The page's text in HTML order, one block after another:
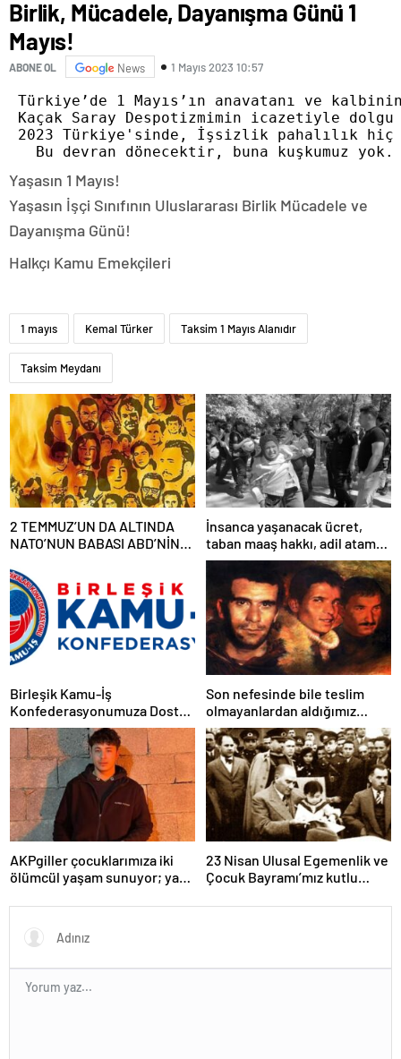
Birlik, Mücadele, Dayanışma Günü 1
Mayıs!
ABONE OL News 1 Mayıs 2023 10:57
Türkiye’de 1 Mayıs’ın anavatanı ve
Kaçak Saray Despotizmimin icazetiyle
2023 Türkiye'sinde, İşsizlik pahalılık hiç
Bu devran dönecektir, buna kuşkumuz
Yaşasın 1 Mayıs!
Yaşasın İşçi Sınıfının Uluslararası Birlik Mücadele ve
Dayanışma Günü!
Halkçı Kamu Emekçileri
1 mayıs Kemal Türker Taksim 1 Mayıs Alanıdır
Taksim Meydanı
2 TEMMUZ’UN DA ALTINDA
NATO’NUN BABASI ABD’NİN
İnsanca yaşanacak ücret,
taban maaş hakkı, adil atama
sistemi, laik, bilimsel,
demokratik, parasız bir eğitim
sistemi sağlanana dek
mücadelemizi sürdüreceğiz.
Birleşik Kamu-İş
Konfederasyonumuza Dostça
Uyarı ve Önerimizdir:
Son nefesinde bile teslim
olmayanlardan aldığımız
bayrağı “Tam Bağımsız
Türkiye” mücadelemizde
dalgalandırıyoruz.
AKPgiller çocuklarımıza iki
ölümcül yaşam sunuyor; ya
da okullarından koparılarak
parababalarına ucuz iş gücü
sağlayan MESEM lerde
23 Nisan Ulusal Egemenlik ve
Çocuk Bayramı’mız kutlu